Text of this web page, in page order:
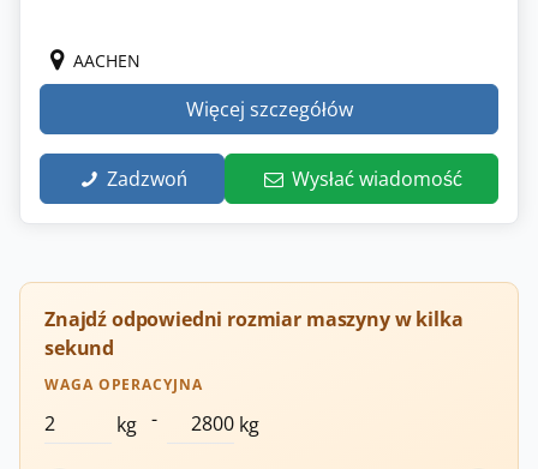
AACHEN
Więcej szczegółów
Zadzwoń Wysłać wiadomość
Znajdź odpowiedni rozmiar maszyny w kilka
sekund
WAGA OPERACYJNA
kg - kg